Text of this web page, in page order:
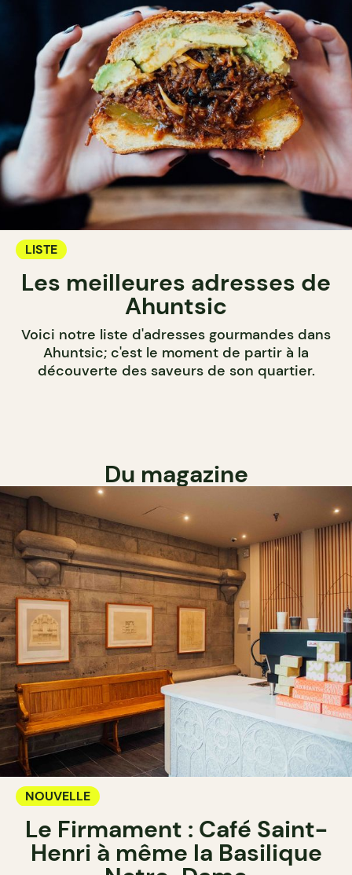
LISTE
Les meilleures adresses de
Ahuntsic
Voici notre liste d'adresses gourmandes dans
Ahuntsic; c'est le moment de partir à la
découverte des saveurs de son quartier.
Du magazine
NOUVELLE
Le Firmament : Café Saint-
Henri à même la Basilique